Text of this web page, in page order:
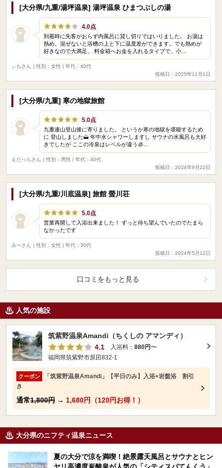
[大分県/九重/湯坪温泉] 湯坪温泉 ひまつぶしの湯
4.0点
到着時に先客がおらず内風呂に貸し切りではいりました。 お湯は
熱め。混ぜないと浴槽の上と下に温度差ができます。でも熱めが
好きなので大満足。 料金箱へお金を入れるタイプで、小…
ぃちさん
| 性別：女性 | 年代：40代
投稿日：2025年11月1日
[大分県/九重] 寒の地獄旅館
5.0点
九重連山登山後に寄りました。 というか寒の地獄を堪能するため
に 登山しました🗻 年中水シャワーしますし サウナの水風呂も大好
きでしたが ここの冷泉はレベルが違う🧊…
えだっちさん
| 性別：男性 | 年代：40代
投稿日：2024年9月22日
[大分県/九重/川底温泉] 旅館 螢川荘
5.0点
営業再開して入浴出来ました！ ずっと待ち望んでいたのでたまら
なかったです
みーさん
| 性別：女性 | 年代：30代
投稿日：2024年5月12日
口コミをもっと見る
人気の施設
筑紫野温泉Amandi（ちくしの アマンディ）
4.1
入浴料： 880円〜
福岡県筑紫野市原田832-1
クーポン
「筑紫野温泉Amandi」【平日のみ】入浴+岩盤浴 割引
き
通常1,800円 → 1,680円（120円お得！）
大分県のニフティ温泉ニュース
夏の大分で涼を満喫！絶景露天風呂とサウナとヒン
ヤリ高濃度炭酸泉が人気の「シティスパてんくう」